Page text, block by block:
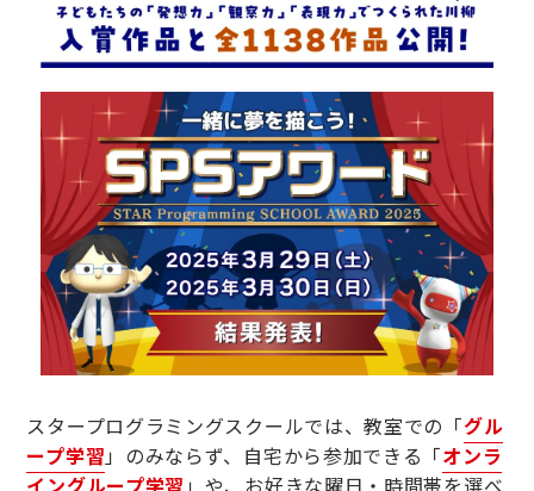
スタープログラミングスクールでは、教室での「グル
ープ学習 」のみならず、自宅から参加できる「オンラ
イングループ学習 」や、お好きな曜日・時間帯を選べ